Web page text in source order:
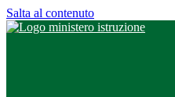
Salta al contenuto